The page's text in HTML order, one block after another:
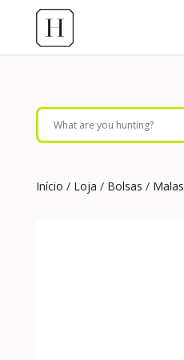
Início / Loja / Bolsas / Malas